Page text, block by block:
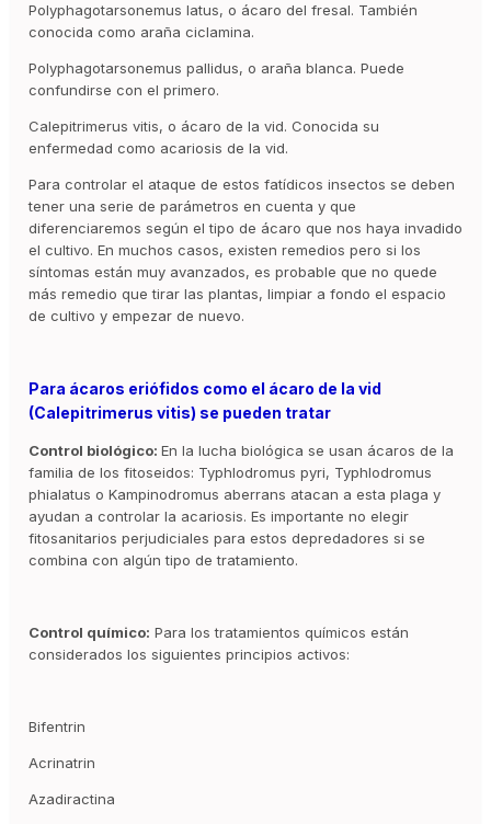
Polyphagotarsonemus latus, o ácaro del fresal. También
conocida como araña ciclamina.
Polyphagotarsonemus pallidus, o araña blanca. Puede
confundirse con el primero.
Calepitrimerus vitis, o ácaro de la vid. Conocida su
enfermedad como acariosis de la vid.
Para controlar el ataque de estos fatídicos insectos se deben
tener una serie de parámetros en cuenta y que
diferenciaremos según el tipo de ácaro que nos haya invadido
el cultivo. En muchos casos, existen remedios pero si los
síntomas están muy avanzados, es probable que no quede
más remedio que tirar las plantas, limpiar a fondo el espacio
de cultivo y empezar de nuevo.
Para ácaros eriófidos como el ácaro de la vid
(Calepitrimerus vitis) se pueden tratar
Control biológico: En la lucha biológica se usan ácaros de la
familia de los fitoseidos: Typhlodromus pyri, Typhlodromus
phialatus o Kampinodromus aberrans atacan a esta plaga y
ayudan a controlar la acariosis. Es importante no elegir
fitosanitarios perjudiciales para estos depredadores si se
combina con algún tipo de tratamiento.
Control químico: Para los tratamientos químicos están
considerados los siguientes principios activos:
Bifentrin
Acrinatrin
Azadiractina